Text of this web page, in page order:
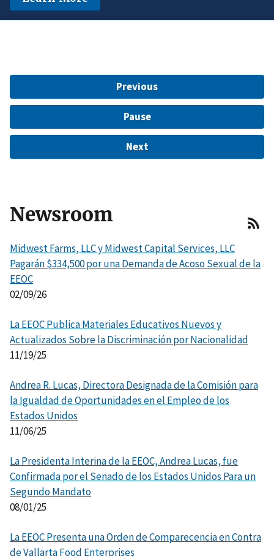
$15 Million to Resolve EEOC Charges
Aprenda Más
Previous
Pause
Next
Newsroom
Midwest Farms, LLC y Midwest Capital Services, LLC
Pagarán $334,500 por una Demanda de Acoso Sexual de la
EEOC
02/09/26
La EEOC Publica Materiales Educativos Nuevos y
Actualizados Sobre la Discriminación por Nacionalidad
11/19/25
Andrea R. Lucas, Directora Designada de la Comisión para
la Igualdad de Oportunidades en el Empleo de los
Estados Unidos
11/06/25
La Presidenta Interina de la EEOC, Andrea Lucas, fue
Confirmada por el Senado de los Estados Unidos Para un
Segundo Mandato
08/01/25
La EEOC Presenta una Orden de Comparecencia en Contra
de Vallarta Food Enterprises